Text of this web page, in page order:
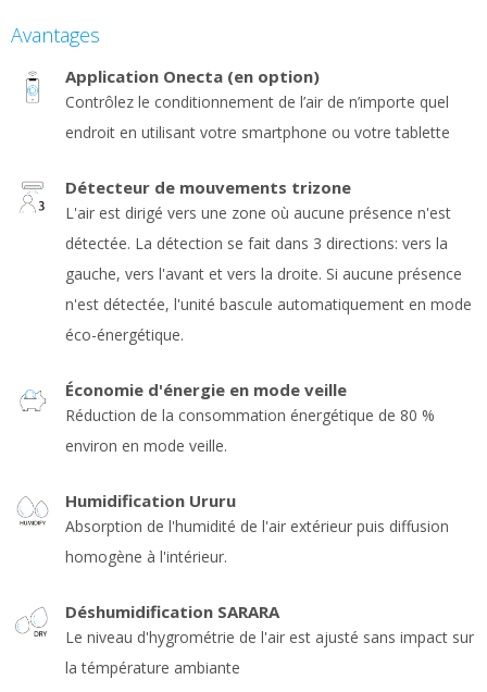
Avantages
Application Onecta (en option)
Contrôlez le conditionnement de l’air de n’importe quel
endroit en utilisant votre smartphone ou votre tablette
Détecteur de mouvements trizone
L'air est dirigé vers une zone où aucune présence n'est
détectée. La détection se fait dans 3 directions: vers la
gauche, vers l'avant et vers la droite. Si aucune présence
n'est détectée, l'unité bascule automatiquement en mode
éco-énergétique.
Économie d'énergie en mode veille
Réduction de la consommation énergétique de 80 %
environ en mode veille.
Humidification Ururu
Absorption de l'humidité de l'air extérieur puis diffusion
homogène à l'intérieur.
Déshumidification SARARA
Le niveau d'hygrométrie de l'air est ajusté sans impact sur
la témpérature ambiante